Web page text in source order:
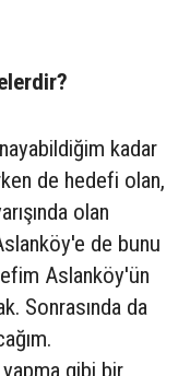
kadar
de hedefi olan,
olan
de bunu
Aslanköy'ün
Sonrasında da
gibi bir